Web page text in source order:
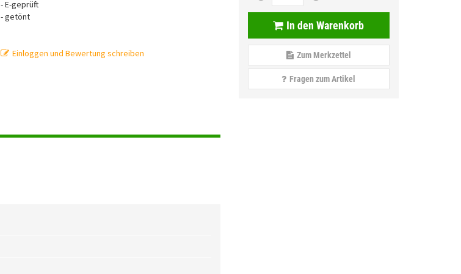
- E-geprüft
- getönt
Einloggen und Bewertung schreiben
In den Warenkorb
Zum Merkzettel
Fragen zum Artikel